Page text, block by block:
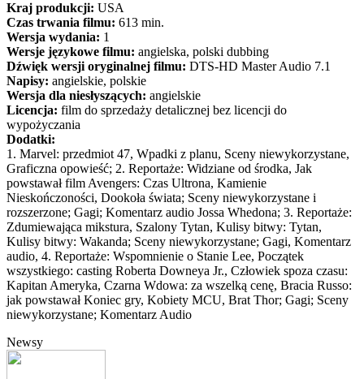
Kraj produkcji: USA
Czas trwania filmu: 613 min.
Wersja wydania: 1
Wersje językowe filmu: angielska, polski dubbing
Dźwięk wersji oryginalnej filmu: DTS-HD Master Audio 7.1
Napisy: angielskie, polskie
Wersja dla niesłyszących: angielskie
Licencja: film do sprzedaży detalicznej bez licencji do
wypożyczania
Dodatki:
1. Marvel: przedmiot 47, Wpadki z planu, Sceny niewykorzystane,
Graficzna opowieść; 2. Reportaże: Widziane od środka, Jak
powstawał film Avengers: Czas Ultrona, Kamienie
Nieskończoności, Dookoła świata; Sceny niewykorzystane i
rozszerzone; Gagi; Komentarz audio Jossa Whedona; 3. Reportaże:
Zdumiewająca mikstura, Szalony Tytan, Kulisy bitwy: Tytan,
Kulisy bitwy: Wakanda; Sceny niewykorzystane; Gagi, Komentarz
audio, 4. Reportaże: Wspomnienie o Stanie Lee, Początek
wszystkiego: casting Roberta Downeya Jr., Człowiek spoza czasu:
Kapitan Ameryka, Czarna Wdowa: za wszelką cenę, Bracia Russo:
jak powstawał Koniec gry, Kobiety MCU, Brat Thor; Gagi; Sceny
niewykorzystane; Komentarz Audio
Newsy